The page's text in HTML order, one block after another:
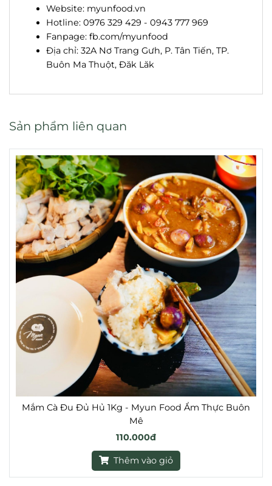
Website: myunfood.vn
Hotline: 0976 329 429 - 0943 777 969
Fanpage: fb.com/myunfood
Địa chỉ: 32A Nơ Trang Gưh, P. Tân Tiến, TP.
Buôn Ma Thuột, Đăk Lăk
Sản phẩm liên quan
Mắm Cà Đu Đủ Hủ 1Kg - Myun Food Ẩm Thực Buôn
Mê
110.000đ
Thêm vào giỏ